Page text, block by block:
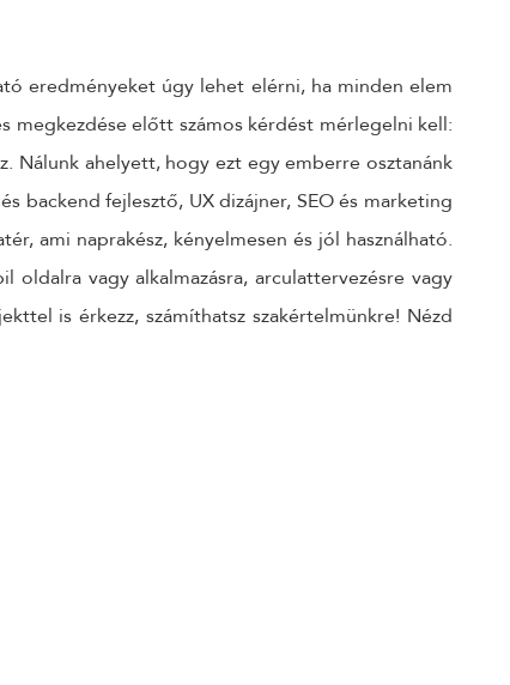
eredményeket úgy lehet elérni, ha minden elem
előtt számos kérdést mérlegelni kell:
Nálunk ahelyett, hogy ezt egy emberre osztanánk
backend fejlesztő, UX dizájner, SEO és marketing
ami naprakész, kényelmesen és jól használható.
vagy alkalmazásra, arculattervezésre vagy
is érkezz, számíthatsz szakértelmünkre! Nézd